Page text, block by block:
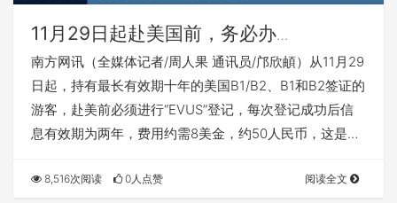
11月29日起赴美国前，务必办
理“EVUS”登记
南方网讯（全媒体记者/周人果 通讯员/邝欣頔）从11月29
日起，持有最长有效期十年的美国B1/B2、B1和B2签证的
游客，赴美前必须进行“EVUS”登记，每次登记成功后信
息有效期为两年，费用约需8美金，约50人民币，这是…
8,516次阅读 0人点赞 阅读全文